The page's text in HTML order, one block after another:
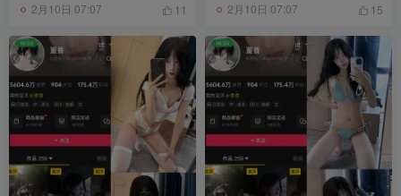
2月10日 07:07 11 2月10日 07:07 15